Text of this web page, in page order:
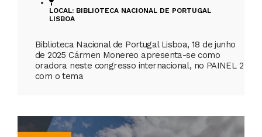
LOCAL: BIBLIOTECA NACIONAL DE PORTUGAL
LISBOA
Biblioteca Nacional de Portugal Lisboa, 18 de junho
de 2025 Cármen Monereo apresenta-se como
oradora neste congresso internacional, no PAINEL 2
com o tema